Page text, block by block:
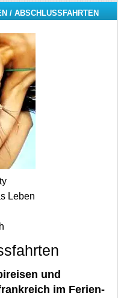
/ ABSCHLUSSFAHRTEN
Leben
und
im Ferien-